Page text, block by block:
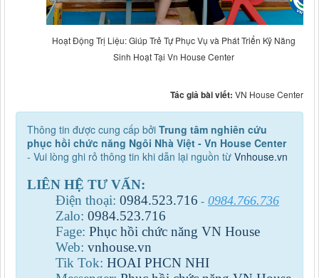
Hoạt Động Trị Liệu: Giúp Trẻ Tự Phục Vụ và Phát Triển Kỹ Năng
Sinh Hoạt Tại Vn House Center
Tác giả bài viết: VN House Center
Thông tin được cung cấp bởi Trung tâm nghiên cứu
phục hồi chức năng Ngôi Nhà Việt - Vn House Center
- Vui lòng ghi rỏ thông tin khi dẫn lại nguồn từ Vnhouse.vn
LIÊN HỆ TƯ VẤN:
Điện thoại: 0984.523.716 - 0984.766.736
Zalo: 0984.523.716
Fage: Phục hồi chức năng VN House
Web: vnhouse.vn
Tik Tok: HOAI PHCN NHI